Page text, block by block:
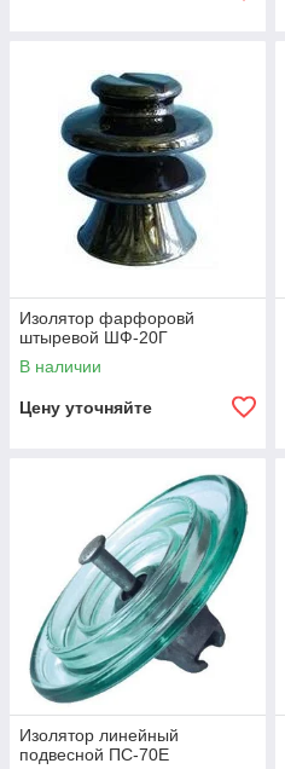
Изолятор фарфоровй
штыревой ШФ-20Г
В наличии
Цену уточняйте
Изолятор линейный
подвесной ПС-70Е